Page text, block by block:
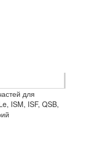
для
ISM, ISF, QSB,